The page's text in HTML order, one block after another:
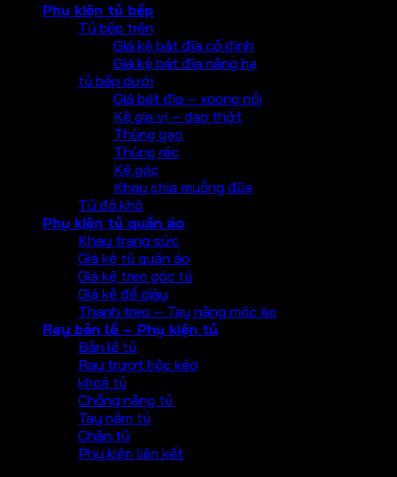
Phụ kiện tủ bếp
Tủ bếp trên
Giá kệ bát đĩa cố định
Giá kệ bát đĩa nâng hạ
tủ bếp dưới
Giá bát đĩa – xoong nồi
Kệ gia vị – dao thớt
Thùng gạo
Thùng rác
Kệ góc
Khay chia muỗng đũa
Tủ đồ khô
Phụ kiện tủ quần áo
Khay trang sức
Giá kệ tủ quần áo
Giá kệ treo góc tủ
Giá kệ để giày
Thanh treo – Tay nâng móc áo
Ray bản lề – Phụ kiện tủ
Bản lề tủ
Ray trượt hộc kéo
khoá tủ
Chống nâng tủ
Tay nắm tủ
Chân tủ
Phụ kiện liên kết